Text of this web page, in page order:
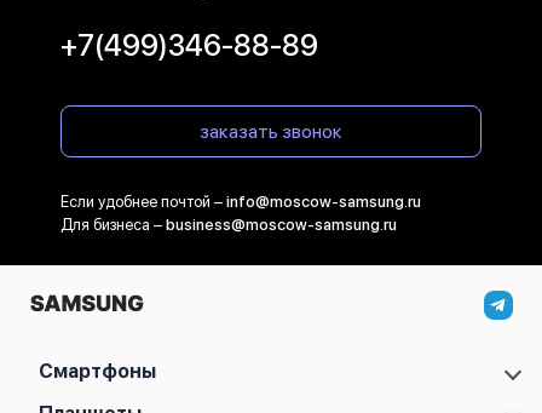
+7(499)346-88-89
заказать звонок
Если удобнее почтой – info@moscow-samsung.ru
Для бизнеса – business@moscow-samsung.ru
Смартфоны